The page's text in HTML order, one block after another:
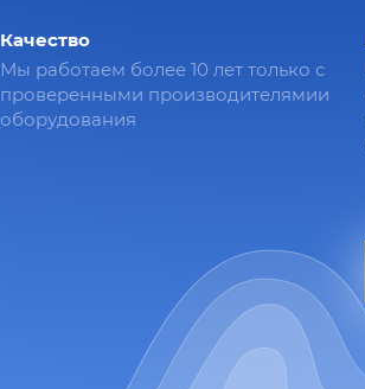
Качество
Мы работаем более 10 лет только с
проверенными производителямии
оборудования